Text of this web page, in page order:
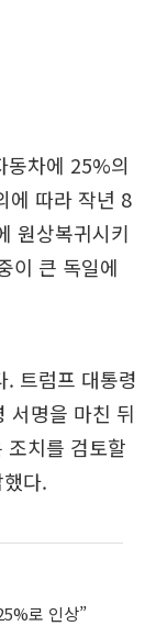
동차에 25%의
에 따라 작년 8
원상복귀시키
이 큰 독일에
트럼프 대통령
서명을 마친 뒤
조치를 검토할
다.
로 인상”